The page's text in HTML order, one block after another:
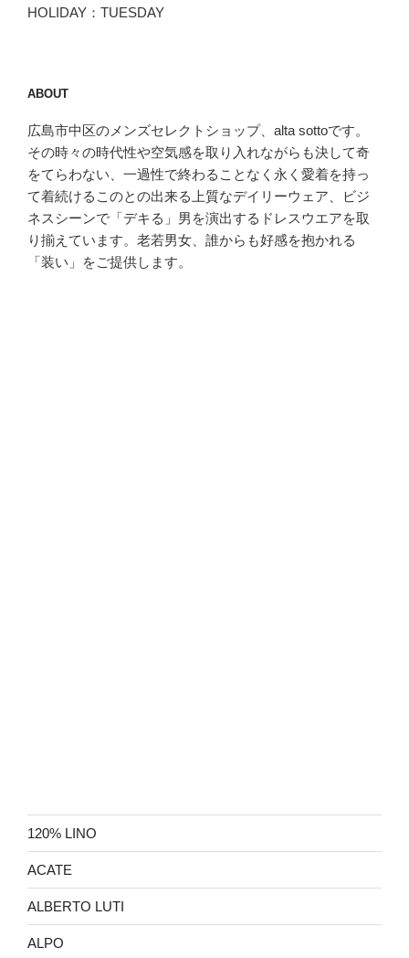
HOLIDAY：TUESDAY
ABOUT
広島市中区のメンズセレクトショップ、alta sottoです。
その時々の時代性や空気感を取り入れながらも決して奇
をてらわない、一過性で終わることなく永く愛着を持っ
て着続けるこのとの出来る上質なデイリーウェア、ビジ
ネスシーンで「デキる」男を演出するドレスウエアを取
り揃えています。老若男女、誰からも好感を抱かれる
「装い」をご提供します。
120% LINO
ACATE
ALBERTO LUTI
ALPO